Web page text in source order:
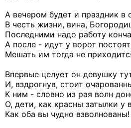
А вечером будет и праздник в
В честь жизни, вина,
Последними надо работу
А после - идут у ворот
Мешать им тогда не
Впервые целует он девушку
И, вздрогнув, стоит
К ним - словно из рая волн
О, дети, как кpacны затылки у
Как оба вы чудно взволнованы!